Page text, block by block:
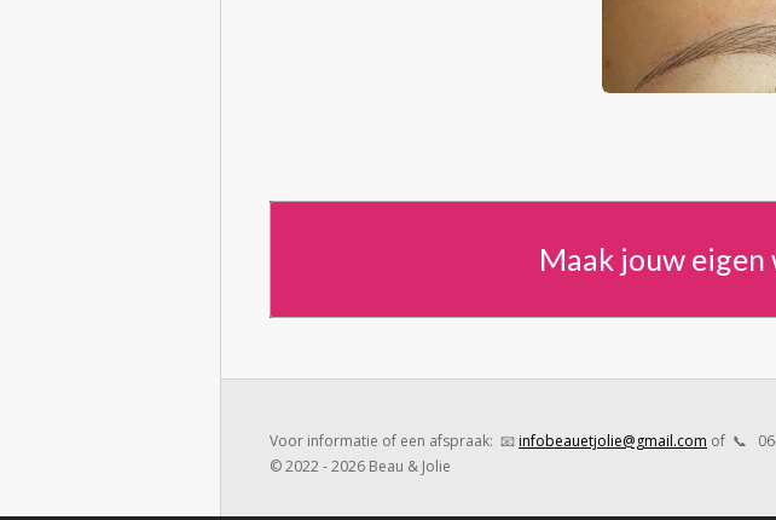
Maak jouw
Voor informatie of een afspraak: 📧 infobeauetjolie@gmail.com of 📞
© 2022 - 2026 Beau & Jolie